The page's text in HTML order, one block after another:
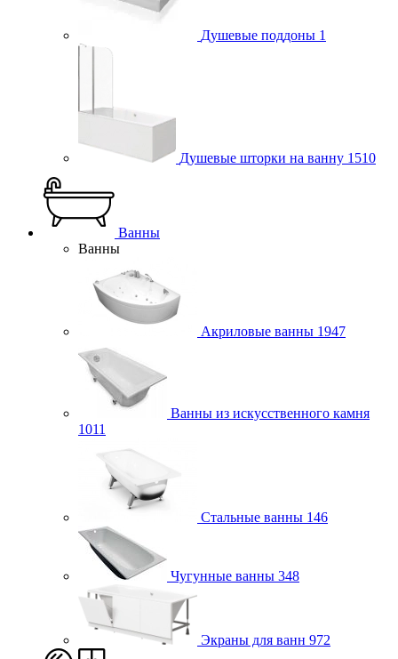
Душевые поддоны 1
Душевые шторки на ванну 1510
Ванны
Ванны
Акриловые ванны 1947
Ванны из искусственного камня
1011
Стальные ванны 146
Чугунные ванны 348
Экраны для ванн 972